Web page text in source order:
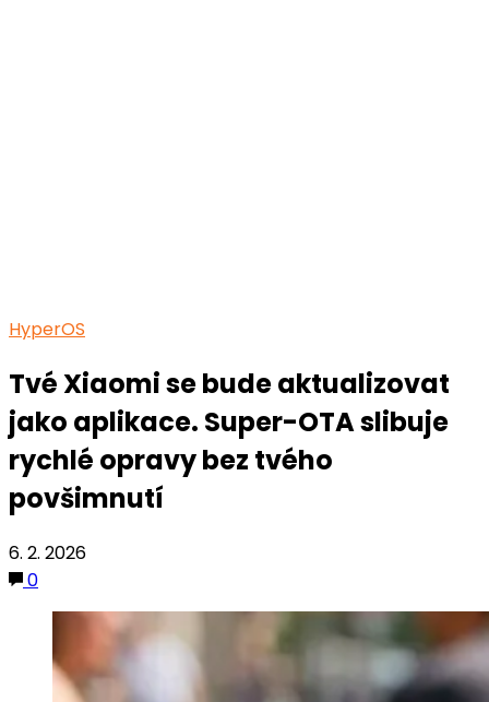
HyperOS
Tvé Xiaomi se bude aktualizovat
jako aplikace. Super-OTA slibuje
rychlé opravy bez tvého
povšimnutí
6. 2. 2026
0